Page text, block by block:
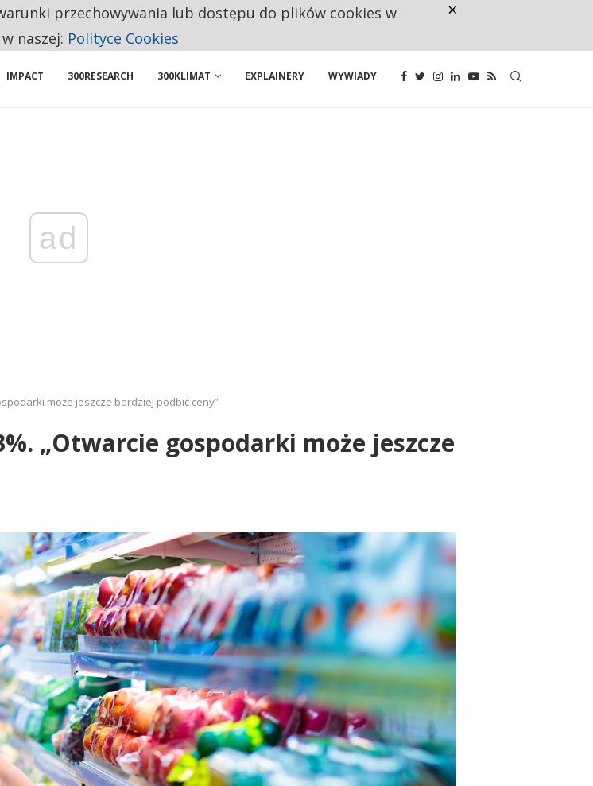
PODMIOTY Z POLSKI
IMPACT 300RESEARCH 300KLIMAT EXPLAINERY WYWIADY
ad
może jeszcze bardziej podbić ceny”
„Otwarcie gospodarki może jeszcze
przechowywania lub dostępu do plików cookies w
naszej: Polityce Cookies
×